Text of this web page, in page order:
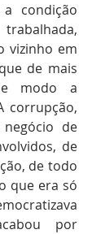
condição
vizinho em
de mais
modo a
corrupção,
de
de
de todo
que era só
por